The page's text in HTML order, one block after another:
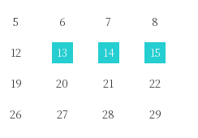
5 6 7
8
12 13 14
15
19 20 21
22
26 27 28
29